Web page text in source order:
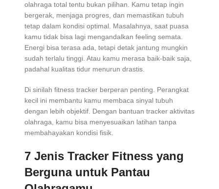
olahraga total tentu bukan pilihan. Kamu tetap ingin
bergerak, menjaga progres, dan memastikan tubuh
tetap dalam kondisi optimal. Masalahnya, saat puasa
kamu tidak bisa lagi mengandalkan feeling semata.
Energi bisa terasa ada, tetapi detak jantung mungkin
sudah terlalu tinggi. Atau kamu merasa baik-baik saja,
padahal kualitas tidur menurun drastis.
Di sinilah fitness tracker berperan penting. Perangkat
kecil ini membantu kamu membaca sinyal tubuh
dengan lebih objektif. Dengan bantuan tracker aktivitas
olahraga, kamu bisa menyesuaikan latihan tanpa
membahayakan kondisi fisik.
7 Jenis Tracker Fitness yang
Berguna untuk Pantau